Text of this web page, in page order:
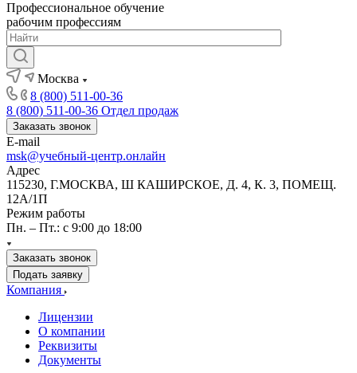
Профессиональное обучение
рабочим профессиям
Москва
8 (800) 511-00-36
8 (800) 511-00-36 Отдел продаж
Заказать звонок
E-mail
msk@учебный-центр.онлайн
Адрес
115230, Г.МОСКВА, Ш КАШИРСКОЕ, Д. 4, К. 3, ПОМЕЩ.
12А/1П
Режим работы
Пн. – Пт.: с 9:00 до 18:00
Заказать звонок
Подать заявку
Компания
Лицензии
О компании
Реквизиты
Документы